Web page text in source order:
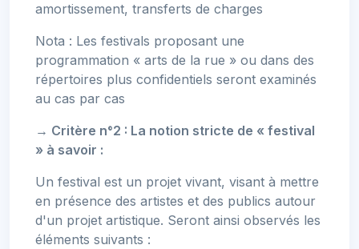
amortissement, transferts de charges
Nota : Les festivals proposant une
programmation « arts de la rue » ou dans des
répertoires plus confidentiels seront examinés
au cas par cas
→ Critère n°2 : La notion stricte de « festival
» à savoir :
Un festival est un projet vivant, visant à mettre
en présence des artistes et des publics autour
d'un projet artistique. Seront ainsi observés les
éléments suivants :